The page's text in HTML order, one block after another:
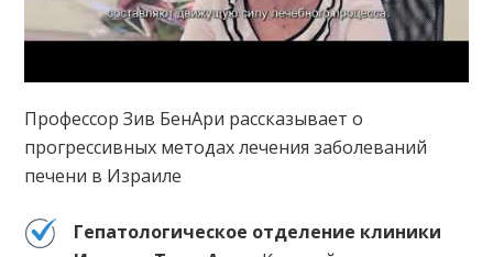
Профессор Зив БенАри рассказывает о
прогрессивных методах лечения заболеваний
печени в Израиле
Гепатологическое отделение клиники